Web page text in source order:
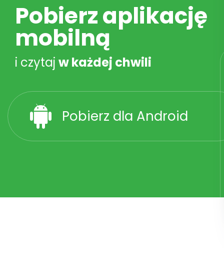
Pobierz aplikację
mobilną
i czytaj w każdej chwili
Pobierz dla Android